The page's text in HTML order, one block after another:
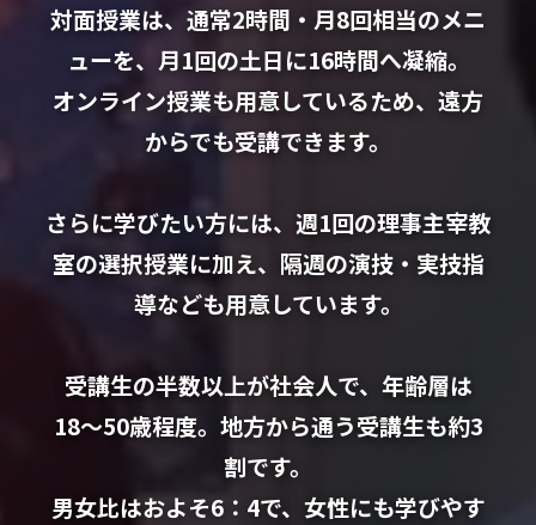
対面授業は、通常2時間・月8回相当のメニ
ューを、月1回の土日に16時間へ凝縮。
オンライン授業も用意しているため、遠方
からでも受講できます。
さらに学びたい方には、週1回の理事主宰教
室の選択授業に加え、隔週の演技・実技指
導なども用意しています。
受講生の半数以上が社会人で、年齢層は
18〜50歳程度。地方から通う受講生も約3
割です。
男女比はおよそ6：4で、女性にも学びやす